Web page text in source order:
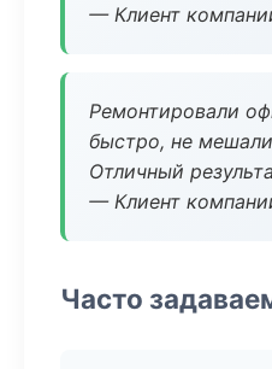
— Клиент
Ремонтировали
быстро, не
Отличный
— Клиент
Часто